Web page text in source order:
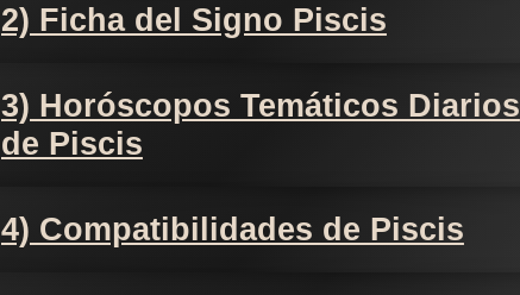
2) Ficha del Signo Piscis
3) Horóscopos Temáticos Diarios
de Piscis
4) Compatibilidades de Piscis